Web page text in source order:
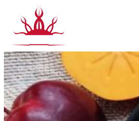
sisältöön